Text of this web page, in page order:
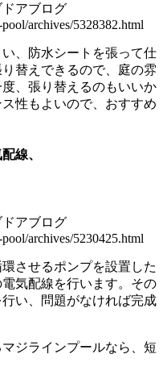
アブログ
archives/5328382.html
、防水シートを張って仕
替えできるので、庭の雰
、張り替えるのもいいか
性もよいので、おすすめ
線、
アブログ
archives/5230425.html
させるポンプを設置した
気配線を行います。その
行い、問題がなければ完成
ジラインプールなら、短